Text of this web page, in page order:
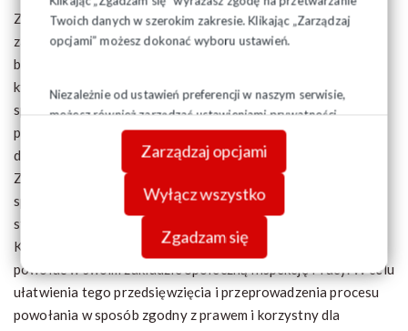
Twoich danych w szerokim zakresie. Klikając „Zarządzaj
opcjami” możesz dokonać wyboru ustawień.
Niezależnie od ustawień preferencji w naszym serwisie,
możesz również zarządzać ustawieniami prywatności
swojej przeglądarki. Więcej informacji o przetwarzaniu
danych znajdziesz wPolityce prywatności.
Zarządzaj opcjami
Wyłącz wszystko
Zgadzam się
Zakładowi Społeczni Inspektorzy Pracy mogą wydawać
zalecenia Pracodawcy dotyczące warunków pracy,
bezpieczeństwa i higieny pracy, likwidacji różnych zagrożeń,
które Pracodawca zobowiązany jest zrealizować. Wszystkim
społecznym inspektorom pracy (zakładowym i oddziałowym)
przysługuje ochrona prawna ich stosunku pracy, taka jak
działaczom związkowym.
Zakładowe organizacje związkowe dostosowują organizację
społecznej inspekcji pracy do potrzeb wynikających ze
struktury zakładu pracy.
Każda Organizacja Związkowa NSZZ „Solidarność” powinna
powołać w swoim zakładzie Społeczną Inspekcję Pracy. W celu
ułatwienia tego przedsięwzięcia i przeprowadzenia procesu
powołania w sposób zgodny z prawem i korzystny dla